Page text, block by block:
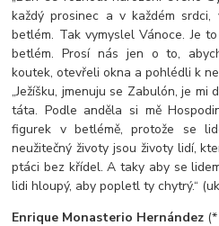
každý prosinec a v každém
betlém. Tak vymyslel Vánoce. Je
betlém. Prosí nás jen o to,
koutek, otevřeli okna a pohlédli k
„Ježíšku, jmenuju se Zabulón, je
táta. Podle anděla si mě
figurek v betlémě, protože se
neužitečný životy jsou životy lidí,
ptáci bez křídel. A taky aby se
lidi hloupý, aby popletl ty chytrý.“
Enrique Monasterio Hernández